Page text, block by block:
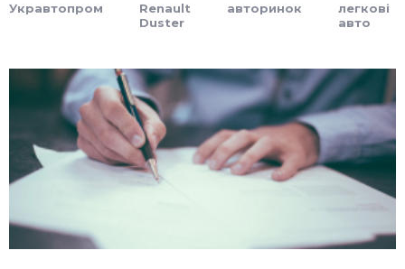
Укравтопром
Renault
Duster
авторинок
легкові
авто